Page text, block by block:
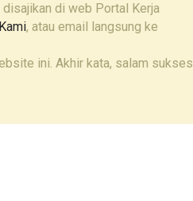
di web Portal Kerja
, atau email langsung ke
ini. Akhir kata, salam sukses